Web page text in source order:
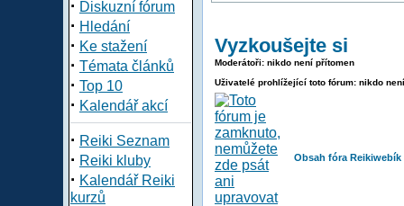
· Diskuzní fórum
· Hledání
· Ke stažení
· Témata článků
· Top 10
· Kalendář akcí
· Reiki Seznam
· Reiki kluby
· Kalendář Reiki
kurzů
Vyzkoušejte si
Moderátoři: nikdo není přítomen
Uživatelé prohlížející toto fórum: nikdo
Obsah fóra Reikiwebík